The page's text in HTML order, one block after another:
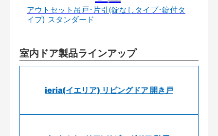
アウトセット吊戸･片引(錠なしタイプ･錠付タ
イプ) スタンダード
室内ドア製品ラインアップ
ieria(イエリア) リビングドア 開き戸